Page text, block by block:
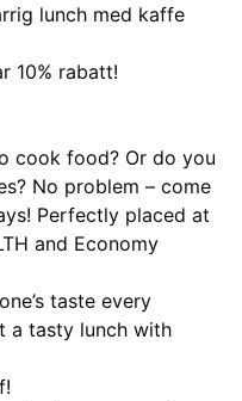
lunch med kaffe
10% rabatt!
cook food? Or do you
No problem – come
Perfectly placed at
and Economy
taste every
a tasty lunch with